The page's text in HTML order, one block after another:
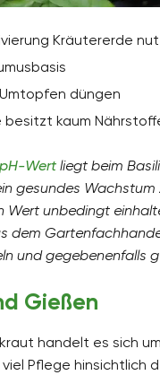
Kräutererde
düngen
besitzt kaum
pH-Wert liegt beim
gesundes
Wert unbedingt
dem
und gegebenenfalls
Gießen
handelt es sich
viel Pflege hinsichtlich